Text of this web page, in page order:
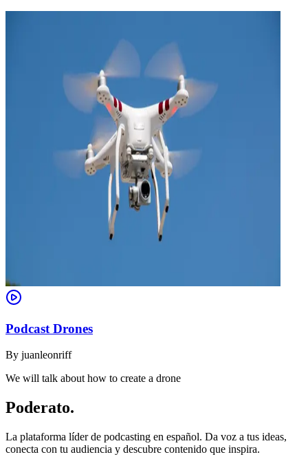
Podcast Drones
By juanleonriff
We will talk about how to create a drone
Poderato.
La plataforma líder de podcasting en español. Da voz a tus ideas,
conecta con tu audiencia y descubre contenido que inspira.